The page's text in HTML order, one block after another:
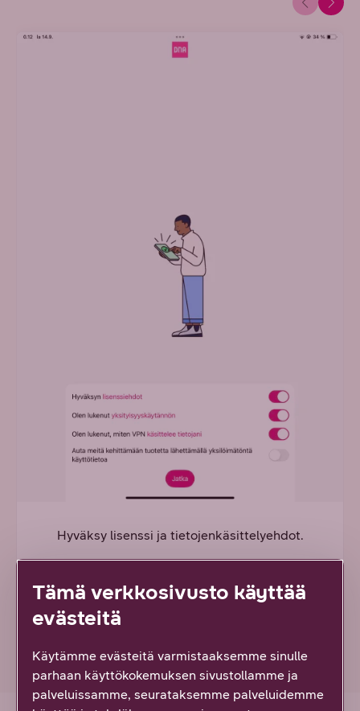
Hyväksy lisenssi ja tietojenkäsittelyehdot.
Tämä verkkosivusto käyttää
evästeitä
Käytämme evästeitä varmistaaksemme sinulle
parhaan käyttökokemuksen sivustollamme ja
palveluissamme, seurataksemme palveluidemme